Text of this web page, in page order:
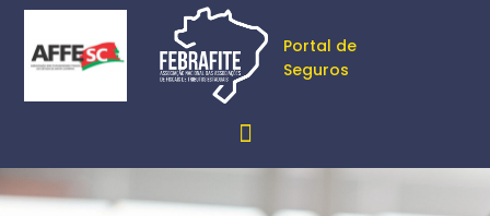
Portal de
Seguros